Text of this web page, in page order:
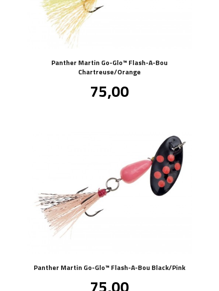
Panther Martin Go-Glo™ Flash-A-Bou
Chartreuse/Orange
Pris
75,00
Panther Martin Go-Glo™ Flash-A-Bou Black/Pink
Pris